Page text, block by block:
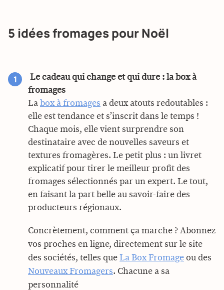
5 idées fromages pour Noël
Le cadeau qui change et qui dure : la box à
fromages
La box à fromages a deux atouts redoutables :
elle est tendance et s’inscrit dans le temps !
Chaque mois, elle vient surprendre son
destinataire avec de nouvelles saveurs et
textures fromagères. Le petit plus : un livret
explicatif pour tirer le meilleur profit des
fromages sélectionnés par un expert. Le tout,
en faisant la part belle au savoir-faire des
producteurs régionaux.
Concrètement, comment ça marche ? Abonnez
vos proches en ligne, directement sur le site
des sociétés, telles que La Box Fromage ou des
Nouveaux Fromagers. Chacune a sa
personnalité